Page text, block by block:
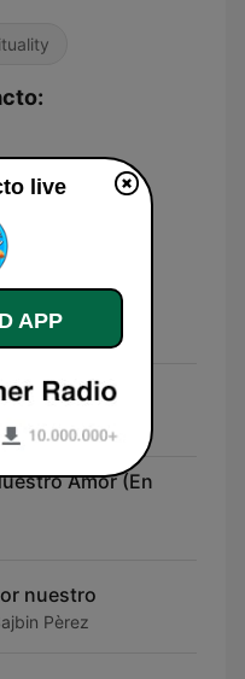
Amor (En
nuestro
Pèrez
live
APP